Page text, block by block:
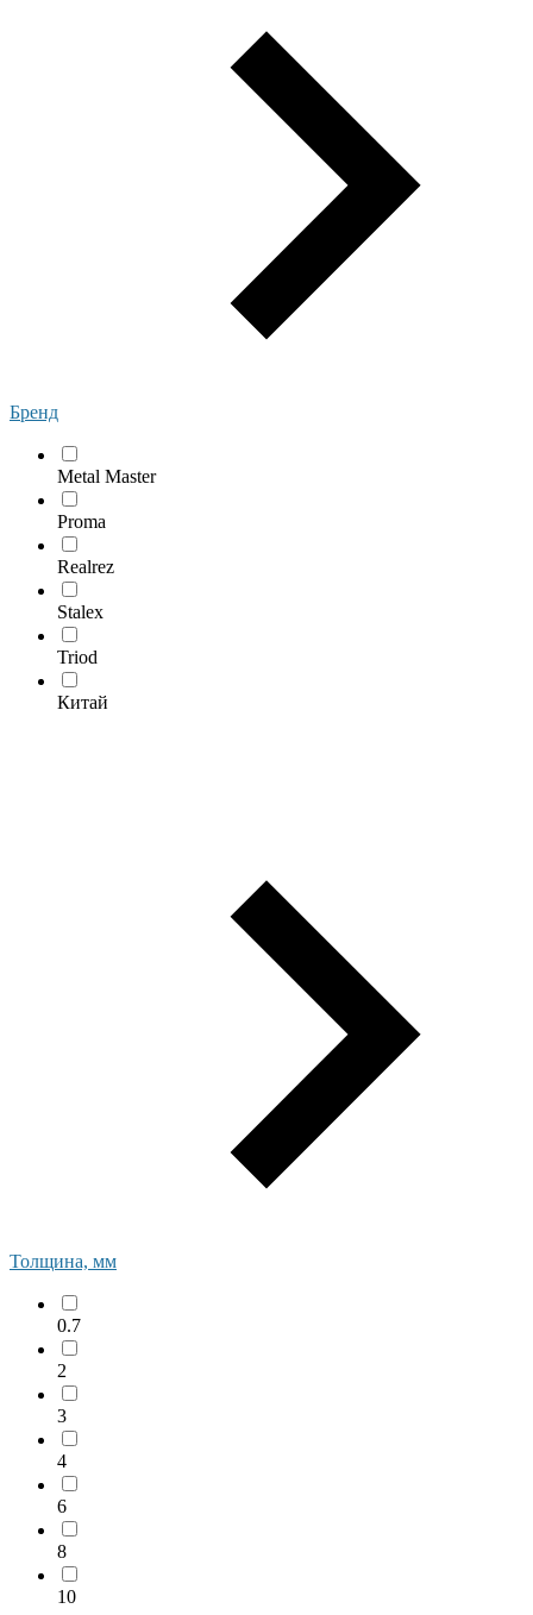
Бренд
Metal Master
Proma
Realrez
Stalex
Triod
Китай
Толщина, мм
0.7
2
3
4
6
8
10